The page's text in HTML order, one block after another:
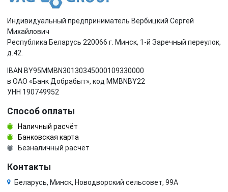
Индивидуальный предприниматель Вербицкий Сергей
Михайлович
Республика Беларусь 220066 г. Минск, 1-й Заречный переулок,
д.42.
IBAN BY95MMBN30130345000109330000
в ОАО «Банк Добрабыт», код MMBNBY22
УНН 190749952
Способ оплаты
Наличный расчёт
Банковская карта
Безналичный расчёт
Контакты
Беларусь, Минск, Новодворский сельсовет, 99А